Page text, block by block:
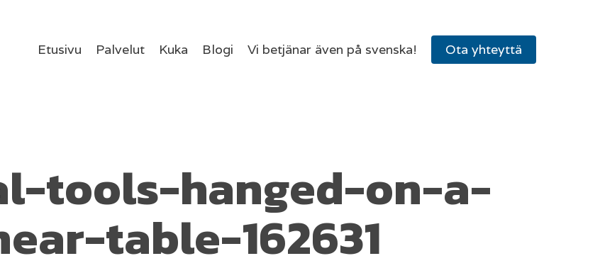
Etusivu Palvelut Kuka Blogi Vi betjänar även på svenska! Ota yhteyttä
tools-hanged-on-a-
table-162631